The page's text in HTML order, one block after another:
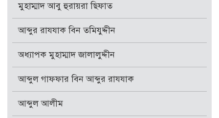
মুহাম্মাদ আবু হুরায়রা ছিফাত
আব্দুর রাযযাক বিন তমিযুদ্দীন
অধ্যাপক মুহাম্মাদ জালালুদ্দীন
আব্দুল গাফফার বিন আব্দুর রাযযাক
আব্দুল আলীম